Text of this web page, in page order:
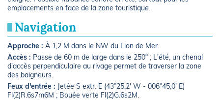
emplacements en face de la zone touristique.
Navigation
Approche : À 1,2 M dans le NW du Lion de Mer.
Accès : Passe de 60 m de large dans le 250° ; L'été, un chenal
d'accès perpendiculaire au rivage permet de traverser la zone
des baigneurs.
Feux d'entrée : Jetée S extr. E (43°25,2' W - 006°45,0' E)
Fl(2)R.6s7m6M ; Bouée verte Fl(2)G.6s2M.